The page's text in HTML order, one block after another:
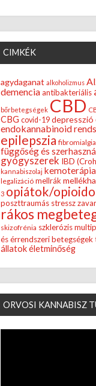
CIMKÉK
agydaganat alkoholizmus
demenciaantibakteriális
bőrbetegségek CBD
CBG covid-19 depresszió
endokannabinoid
epilepszia fibromialgia
függőség és
gyógyszerek IBD
kannabiszolaj kemoterápia
legalizáció mellrák
3 opiátok/
poszttraumás stressz
rákos
skizofrénia szklerózis
és érrendszeri betegségek
állatokéletminőség
ORVOSI KANNABISZ
Videólejátszó